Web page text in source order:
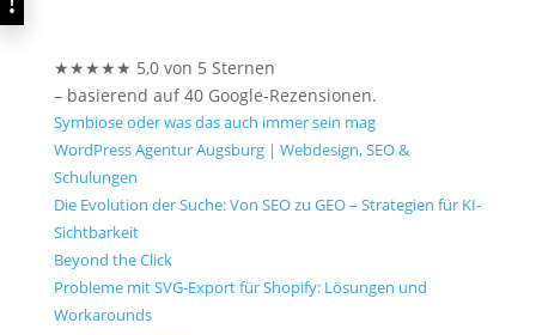
★★★★★ 5,0 von 5 Sternen
– basierend auf 40 Google-Rezensionen.
Symbiose oder was das auch immer sein mag
WordPress Agentur Augsburg | Webdesign, SEO &
Schulungen
Die Evolution der Suche: Von SEO zu GEO – Strategien für KI-
Sichtbarkeit
Beyond the Click
Probleme mit SVG-Export für Shopify: Lösungen und
Workarounds